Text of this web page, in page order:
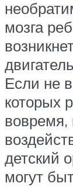
мозга
Если не
которых
вовремя,
детский
могут